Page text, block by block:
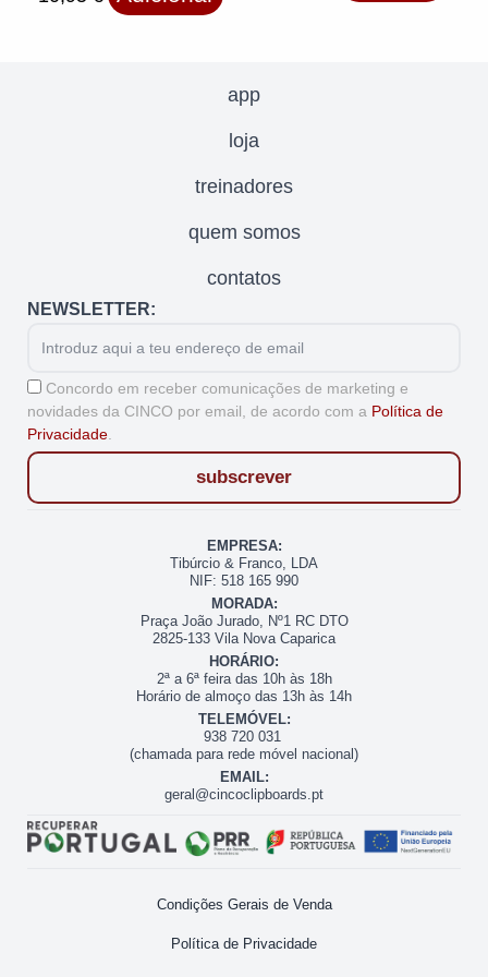
app
loja
treinadores
quem somos
contatos
NEWSLETTER:
Aceitação
Concordo em receber comunicações de marketing e
novidades da CINCO por email, de acordo com a Política de
Privacidade.
subscrever
EMPRESA:
Tibúrcio & Franco, LDA
NIF: 518 165 990
MORADA:
Praça João Jurado, Nº1 RC DTO
2825-133 Vila Nova Caparica
HORÁRIO:
2ª a 6ª feira das 10h às 18h
Horário de almoço das 13h às 14h
TELEMÓVEL:
938 720 031
(chamada para rede móvel nacional)
EMAIL:
geral@cincoclipboards.pt
Condições Gerais de Venda
Política de Privacidade